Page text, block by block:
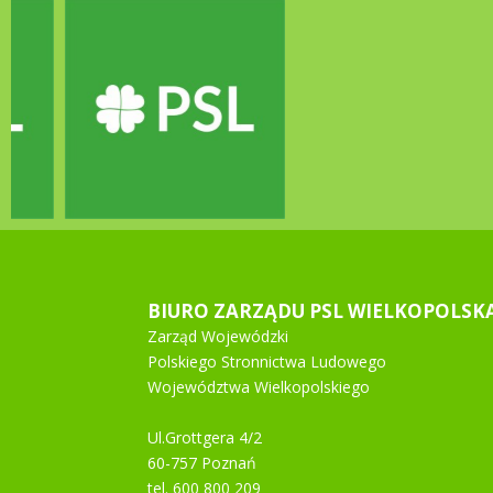
BIURO ZARZĄDU PSL
Zarząd Wojewódzki
Polskiego Stronnictwa Ludowego
Województwa Wielkopolskiego
Ul.Grottgera 4/2
60-757 Poznań
tel. 600 800 209